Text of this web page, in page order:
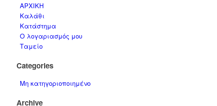
ΑΡΧΙΚΗ
Καλάθι
Κατάστημα
Ο λογαριασμός μου
Ταμείο
Categories
Μη κατηγοριοποιημένο
Archive